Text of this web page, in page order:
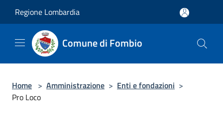
Regione Lombardia
Comune di Fombio
Home > Amministrazione > Enti e fondazioni >
Pro Loco